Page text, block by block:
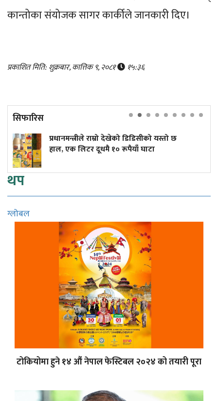
कान्तोका संयोजक सागर कार्कीले जानकारी दिए।
प्रकाशित मिति: शुक्रबार, कात्तिक ९, २०८१ १५:३६
सिफारिस
राम्रो देखेको डिडिसीको यस्तो छ
दूधमै १० रूपैयाँ घाटा
मेसीलाई
थप
ग्लोबल
टोकियोमा हुने १४ औं नेपाल फेस्टिबल २०२४ को तयारी पूरा